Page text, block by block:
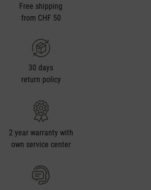
Free shipping
from CHF 50
30 days
return policy
2 year warranty with
own service center